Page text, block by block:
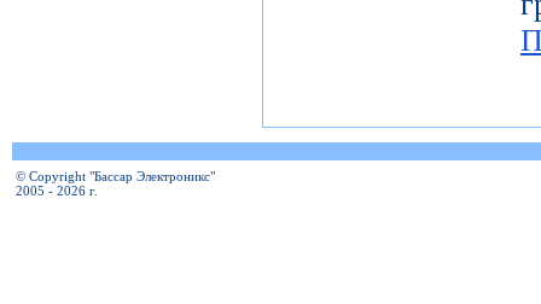
© Copyright "Бассар Электроникс"
2005 - 2026 г.